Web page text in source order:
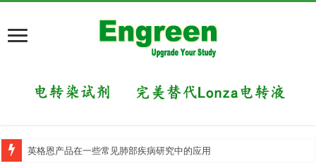
英格恩产品在一些常见肺部疾病研究中的应用